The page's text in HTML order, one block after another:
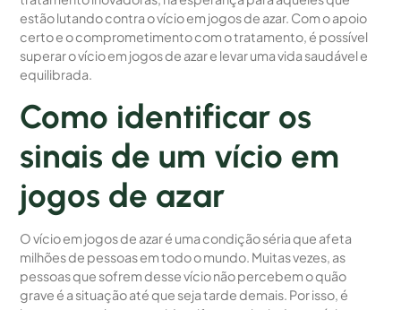
estão lutando contra o vício em jogos de azar. Com o apoio
certo e o comprometimento com o tratamento, é possível
superar o vício em jogos de azar e levar uma vida saudável e
equilibrada.
Como identificar os
sinais de um vício em
jogos de azar
O vício em jogos de azar é uma condição séria que afeta
milhões de pessoas em todo o mundo. Muitas vezes, as
pessoas que sofrem desse vício não percebem o quão
grave é a situação até que seja tarde demais. Por isso, é